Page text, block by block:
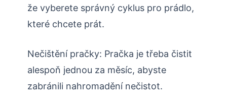
že vyberete správný cyklus pro prádlo,
které chcete prát.
Nečištění pračky: Pračka je třeba čistit
alespoň jednou za měsíc, abyste
zabránili nahromadění nečistot.